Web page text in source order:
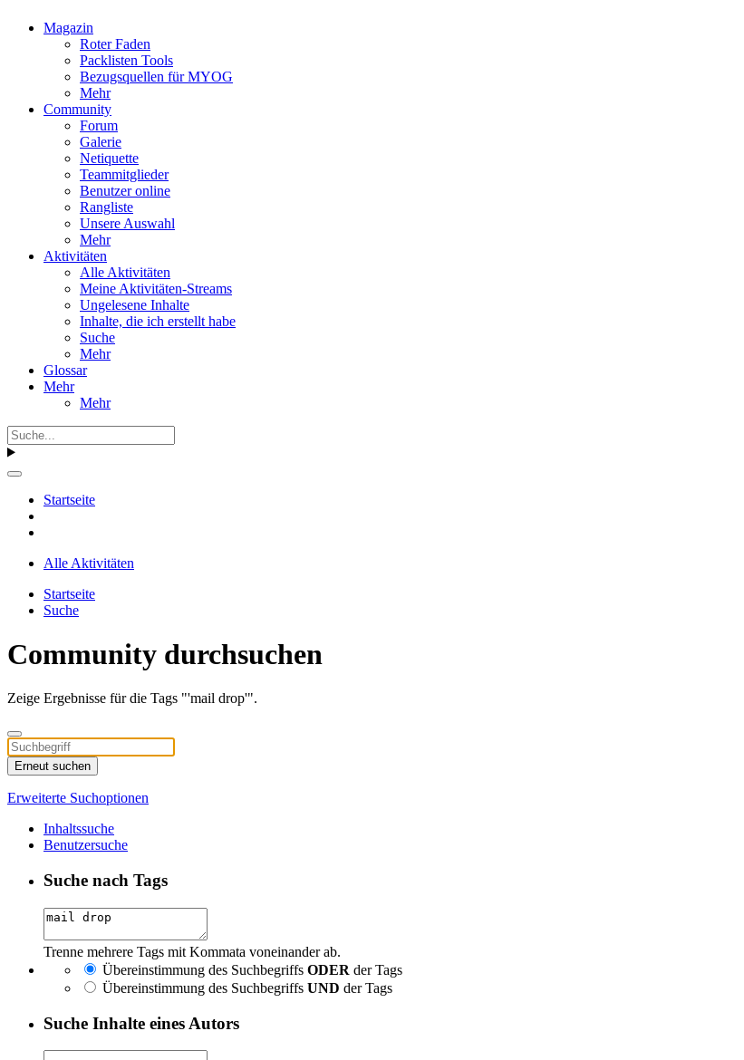
Magazin
Roter Faden
Packlisten Tools
Bezugsquellen für MYOG
Mehr
Community
Forum
Galerie
Netiquette
Teammitglieder
Benutzer online
Rangliste
Unsere Auswahl
Mehr
Aktivitäten
Alle Aktivitäten
Meine Aktivitäten-Streams
Ungelesene Inhalte
Inhalte, die ich erstellt habe
Suche
Mehr
Glossar
Mehr
Mehr
Startseite
Alle Aktivitäten
Startseite
Suche
Community durchsuchen
Zeige Ergebnisse für die Tags "'mail drop'".
Erneut suchen
Erweiterte Suchoptionen
Inhaltssuche
Benutzersuche
Suche nach Tags
Trenne mehrere Tags mit Kommata voneinander ab.
Übereinstimmung des Suchbegriffs ODER der Tags
Übereinstimmung des Suchbegriffs UND der Tags
Suche Inhalte eines Autors